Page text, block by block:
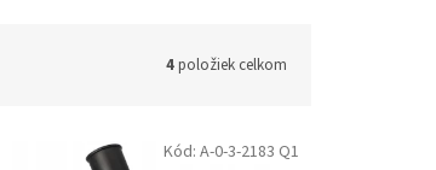
4položiek celkom
Kód: A-0-3-2183 Q1